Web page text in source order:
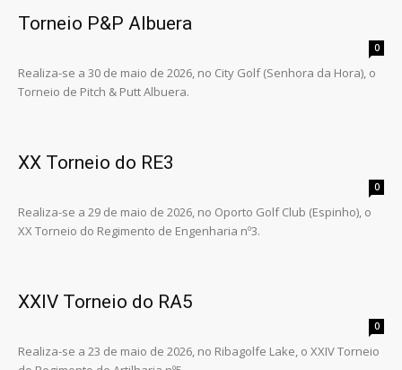
Torneio P&P Albuera
0
Realiza-se a 30 de maio de 2026, no City Golf (Senhora da Hora), o
Torneio de Pitch & Putt Albuera.
XX Torneio do RE3
0
Realiza-se a 29 de maio de 2026, no Oporto Golf Club (Espinho), o
XX Torneio do Regimento de Engenharia nº3.
XXIV Torneio do RA5
0
Realiza-se a 23 de maio de 2026, no Ribagolfe Lake, o XXIV Torneio